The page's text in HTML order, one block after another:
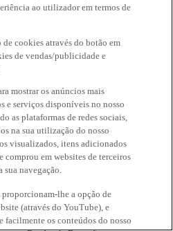
ao utilizador em termos de
cookies através do botão em
de vendas/publicidade e
mostrar os anúncios mais
e serviços disponíveis no nosso
as plataformas de redes sociais,
na sua utilização do nosso
visualizados, itens adicionados
comprou em websites de terceiros
sua navegação.
lhe a opção de
(através do YouTube), e
facilmente os conteúdos do nosso